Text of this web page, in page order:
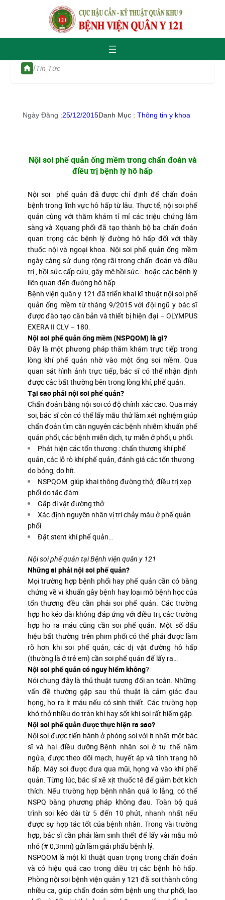
/Tin Tức
Ngày Đăng :25/12/2015Danh Mục : Thông tin y khoa
Nội soi phế quản ống mềm trong chẩn đoán và
điều trị bệnh lý hô hấp
Nội soi phế quản đã được chỉ định để chẩn đoán
bệnh trong lĩnh vực hô hấp từ lâu. Thực tế, nội soi phế
quản cùng với thăm khám tỉ mỉ các triệu chứng lâm
sàng và Xquang phổi đã tạo thành bộ ba chẩn đoán
quan trọng các bệnh lý đường hô hấp đối với thầy
thuốc nội và ngoại khoa. Nội soi phế quản ống mềm
ngày càng sử dụng rộng rãi trong chẩn đoán và điều
trị , hồi sức cấp cứu, gây mê hồi sức… hoặc các bệnh lý
liên quan đến đường hô hấp.
Bệnh viện quân y 121 đã triển khai kĩ thuật nội soi phế
quản ống mềm từ tháng 9/2015 với đội ngũ y bác sĩ
được đào tạo căn bản và thiết bị hiện đại – OLYMPUS
EXERA II CLV – 180.
Nội soi phế quản ống mềm (NSPQOM) là gì?
Đây là một phương pháp thăm khám trực tiếp trong
lòng khí phế quản nhờ vào một ống soi mềm. Qua
quan sát hình ảnh trực tiếp, bác sĩ có thể nhận định
được các bất thường bên trong lòng khí, phế quản.
Tại sao phải nội soi phế quản?
Chẩn đoán bằng nội soi có độ chính xác cao. Qua máy
soi, bác sĩ còn có thể lấy mẫu thử làm xét nghiệm giúp
chẩn đoán tìm căn nguyên các bệnh nhiễm khuẩn phế
quản phổi, các bệnh miễn dịch, tự miễn ở phổi, u phổi.
Phát hiện các tổn thương : chấn thương khí phế
quản, các lỗ rò khí phế quản, đánh giá các tổn thương
do bỏng, do hít.
NSPQOM giúp khai thông đường thở, điều trị xẹp
phổi do tắc đàm.
Gắp dị vật đường thở.
Xác định nguyên nhân vị trí chảy máu ở phế quản
phổi.
Đặt stent khí phế quản…
Nội soi phế quản tại Bệnh viện quân y 121
Những ai phải nội soi phế quản?
Mọi trường hợp bệnh phổi hay phế quản cần có bằng
chứng về vi khuẩn gây bệnh hay loại mô bệnh học của
tổn thương đều cần phải soi phế quản. Các trường
hợp ho kéo dài không đáp ứng với điều trị, các trường
hợp ho ra máu cũng cần soi phế quản. Một số dấu
hiệu bất thường trên phim phổi có thể phải được làm
rõ hơn khi soi phế quản, các dị vật đường hô hấp
(thường là ở trẻ em) cần soi phế quản để lấy ra…
Nội soi phế quản có nguy hiểm không?
Nói chung đây là thủ thuật tương đối an toàn. Những
vấn đề thường gặp sau thủ thuật là cảm giác đau
họng, ho ra ít máu nếu có sinh thiết. Các trường hợp
khó thở nhiều do tràn khí hay sốt khi soi rất hiếm gặp.
Nội soi phế quản được thực hiện ra sao?
Nội soi được tiến hành ở phòng soi với ít nhất một bác
sĩ và hai điều dưỡng.Bệnh nhân soi ở tư thế nằm
ngửa, được theo dõi mạch, huyết áp và tình trạng hô
hấp. Máy soi được đưa qua mũi, họng và vào khí phế
quản. Từng lúc, bác sĩ xẽ xịt thuốc tê để giảm bớt kích
thích. Nếu trường hợp bệnh nhân quá lo lắng, có thể
NSPQ bằng phương pháp không đau. Toàn bộ quá
trình soi kéo dài từ 5 đến 10 phút, nhanh nhất nếu
được sự hợp tác tốt của bệnh nhân. Trong vài trường
hợp, bác sĩ cần phải làm sinh thiết để lấy vài mẫu mô
nhỏ (# 0,3mm) gửi làm giải phẩu bệnh lý.
NSPQOM là một kĩ thuật quan trọng trong chẩn đoán
và có hiệu quả cao trong diều trị các bệnh hô hấp.
Phòng nội soi bệnh viện quân y 121 đã soi thành công
nhiều ca, giúp chẩn đoán sớm bệnh ung thư phổi, lao